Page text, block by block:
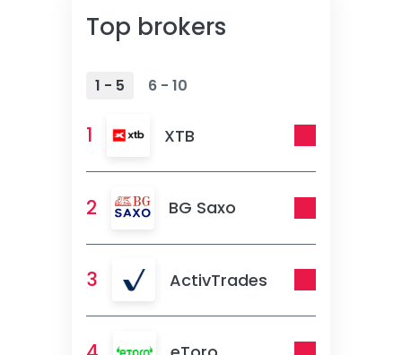
Top brokers
1 - 5 6 - 10
1 XTB
2 BG Saxo
3 ActivTrades